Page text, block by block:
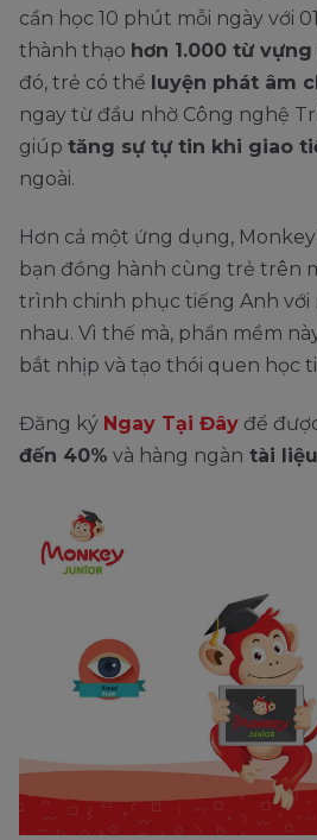
cần học 10 phút mỗi ngày với
thành thạo hơn 1.000 từ
đó, trẻ có thể luyện phát âm
ngay từ đầu nhờ Công nghệ
giúp tăng sự tự tin khi giao
ngoài.
Hơn cả một ứng dụng,
bạn đồng hành cùng trẻ trên
trình chinh phục tiếng Anh với
nhau. Vì thế mà, phần mềm
bắt nhịp và tạo thói quen học
Đăng ký Ngay Tại Đây để
đến 40% và hàng ngàn tài